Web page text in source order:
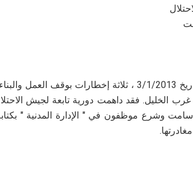
وجهت سلطات الاحتلال الإسرائيلي ، بتاريخ 3/1/2013 ، ثلاثة
الخليل. فقد داهمت دورية تابعة لجيش
وشرع موظفون في " الإدارة المدنية "